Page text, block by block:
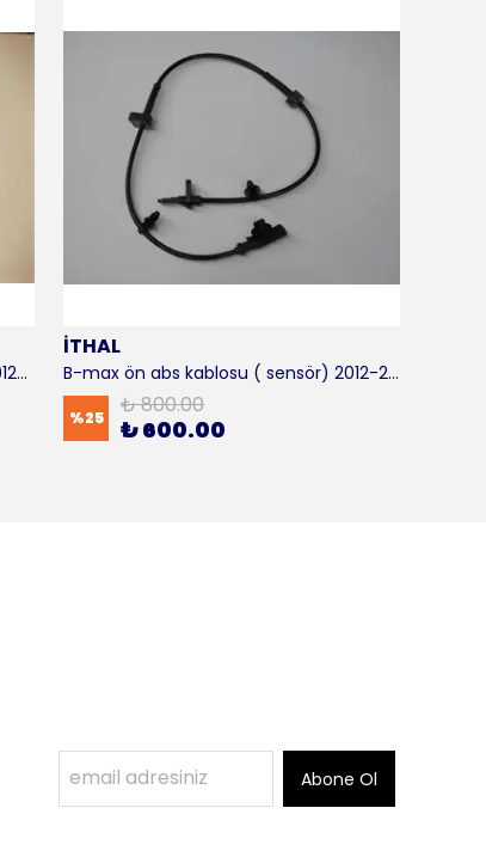
B-max motor takozu 1.5 - 1.6 TDCI 2012-2016 ORJİNAL
İTHAL
B-max ön abs kablosu ( sensör) 2012-2016 ITHAL
%25 ₺ 800.00
₺ 600.00
Abone Ol